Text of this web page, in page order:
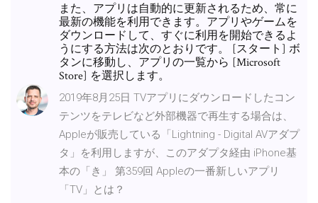
また、アプリは自動的に更新されるため、常に
最新の機能を利用できます。アプリやゲームを
ダウンロードして、すぐに利用を開始できるよ
うにする方法は次のとおりです。 [スタート] ボ
タンに移動し、アプリの一覧から [Microsoft
Store] を選択します。
2019年8月25日 TVアプリにダウンロードしたコン
テンツをテレビなど外部機器で再生する場合は、
Appleが販売している「Lightning - Digital AVアダプ
タ」を利用しますが、このアダプタ経由 iPhone基
本の「き」 第359回 Appleの一番新しいアプリ
「TV」とは？